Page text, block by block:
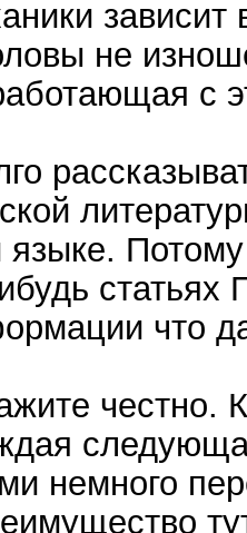
зависит
не
с
языке.
статьях
что
честно.
немного